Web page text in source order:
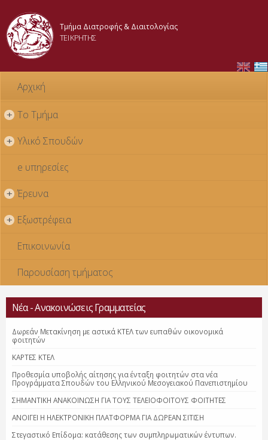
κυρίως
Τμήμα Διατροφής & Διαιτολογίας
ΤΕΙ ΚΡΗΤΗΣ
Αρχική
+ Το Τμήμα
+ Υλικό Σπουδών
e υπηρεσίες
+ Έρευνα
+ Εξωστρέφεια
Επικοινωνία
Παρουσίαση τμήματος
Νέα - Ανακοινώσεις Γραμματείας
Δωρεάν Μετακίνηση με αστικά ΚΤΕΛ των ευπαθών οικονομικά
φοιτητών
ΚΑΡΤΕΣ ΚΤΕΛ
Προθεσμία υποβολής αίτησης για ένταξη φοιτητών στα νέα
Προγράμματα Σπουδών του Ελληνικού Μεσογειακού Πανεπιστημίου
ΣΗΜΑΝΤΙΚΗ ΑΝΑΚΟΙΝΩΣΗ ΓΙΑ ΤΟΥΣ ΤΕΛΕΙΟΦΟΙΤΟΥΣ ΦΟΙΤΗΤΕΣ
ΑΝΟΙΓΕΙ Η ΗΛΕΚΤΡΟΝΙΚΗ ΠΛΑΤΦΟΡΜΑ ΓΙΑ ΔΩΡΕΑΝ ΣΙΤΙΣΗ
Στεγαστικό Επίδομα: κατάθεσης των συμπληρωματικών έντυπων.